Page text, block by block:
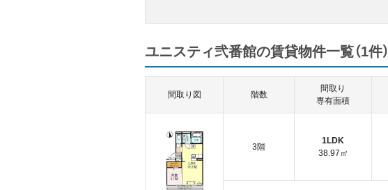
ユニスティ弐番館の賃貸物件一覧（1件）
間取り図 階数
間取り
専有面積
3階
1LDK
38.97㎡